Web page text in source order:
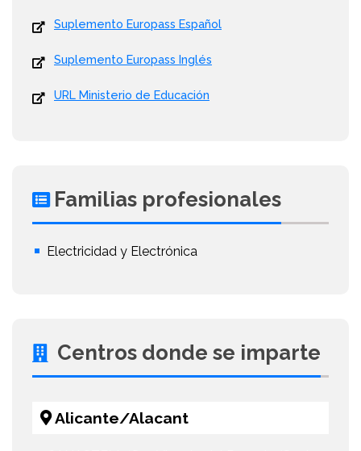
Suplemento Europass Español
Suplemento Europass Inglés
URL Ministerio de Educación
Familias profesionales
Electricidad y Electrónica
Centros donde se imparte
Alicante/Alacant